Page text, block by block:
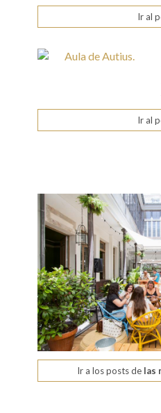
Ir al
Ir al
Ir a los posts de las